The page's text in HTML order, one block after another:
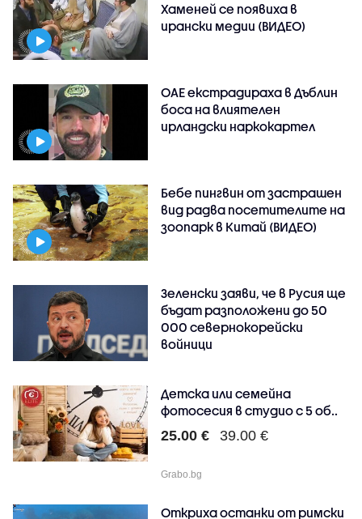
Хаменей се появиха в
ирански медии (ВИДЕО)
ОАЕ екстрадираха в Дъблин
боса на влиятелен
ирландски наркокартел
Бебе пингвин от застрашен
вид радва посетителите на
зоопарк в Китай (ВИДЕО)
Зеленски заяви, че в Русия ще
бъдат разположени до 50
000 севернокорейски
войници
Детска или семейна
фотосесия в студио с 5 об..
25.00 € 39.00 €
Grabo.bg
Откриха останки от римски